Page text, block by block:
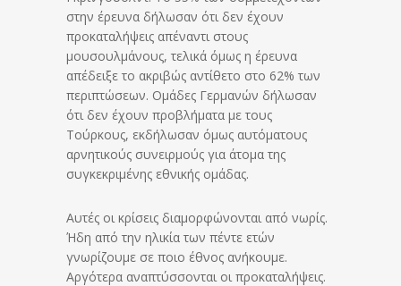
στην έρευνα δήλωσαν ότι δεν έχουν
προκαταλήψεις απέναντι στους
μουσουλμάνους, τελικά όμως η έρευνα
απέδειξε το ακριβώς αντίθετο στο 62% των
περιπτώσεων. Ομάδες Γερμανών δήλωσαν
ότι δεν έχουν προβλήματα με τους
Τούρκους, εκδήλωσαν όμως αυτόματους
αρνητικούς συνειρμούς για άτομα της
συγκεκριμένης εθνικής ομάδας.
Αυτές οι κρίσεις διαμορφώνονται από νωρίς.
Ήδη από την ηλικία των πέντε ετών
γνωρίζουμε σε ποιο έθνος ανήκουμε.
Αργότερα αναπτύσσονται οι προκαταλήψεις.